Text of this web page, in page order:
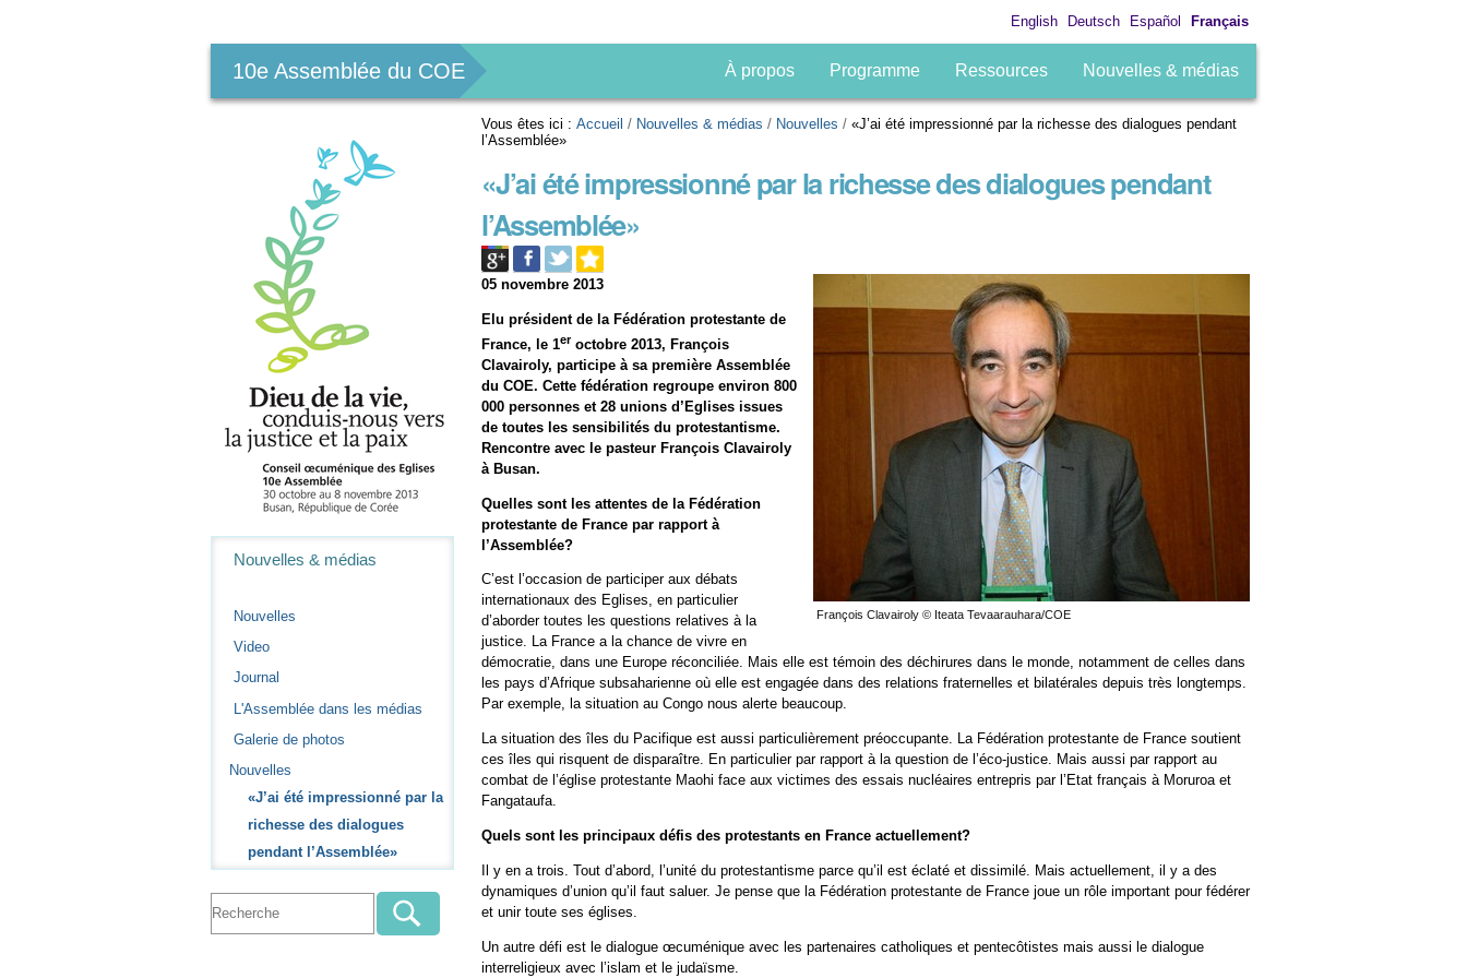
English Deutsch Español Français
10e Assemblée du COE À propos Programme Ressources Nouvelles & médias
Vous êtes ici : Accueil / Nouvelles & médias / Nouvelles /«J’ai été impressionné par la richesse des dialogues pendant
l’Assemblée»
«J’ai été impressionné par la richesse des dialogues pendant
l’Assemblée»
François Clavairoly © Iteata Tevaarauhara/COE
05 novembre 2013
Elu président de la Fédération protestante de
France, le 1er octobre 2013, François
Clavairoly, participe à sa première Assemblée
du COE. Cette fédération regroupe environ 800
000 personnes et 28 unions d’Eglises issues
de toutes les sensibilités du protestantisme.
Rencontre avec le pasteur François Clavairoly
à Busan.
Quelles sont les attentes de la Fédération
protestante de France par rapport à
l’Assemblée?
C’est l’occasion de participer aux débats
internationaux des Eglises, en particulier
d’aborder toutes les questions relatives à la
justice. La France a la chance de vivre en
démocratie, dans une Europe réconciliée. Mais elle est témoin des déchirures dans le monde, notamment de celles dans
les pays d’Afrique subsaharienne où elle est engagée dans des relations fraternelles et bilatérales depuis très longtemps.
Par exemple, la situation au Congo nous alerte beaucoup.
La situation des îles du Pacifique est aussi particulièrement préoccupante. La Fédération protestante de France soutient
ces îles qui risquent de disparaître. En particulier par rapport à la question de l’éco-justice. Mais aussi par rapport au
combat de l’église protestante Maohi face aux victimes des essais nucléaires entrepris par l’Etat français à Moruroa et
Fangataufa.
Quels sont les principaux défis des protestants en France actuellement?
Il y en a trois. Tout d’abord, l’unité du protestantisme parce qu’il est éclaté et dissimilé. Mais actuellement, il y a des
dynamiques d’union qu’il faut saluer. Je pense que la Fédération protestante de France joue un rôle important pour fédérer
et unir toute ses églises.
Un autre défi est le dialogue œcuménique avec les partenaires catholiques et pentecôtistes mais aussi le dialogue
interreligieux avec l’islam et le judaïsme.
Nouvelles & médias
Nouvelles
Video
Journal
L'Assemblée dans les médias
Galerie de photos
Nouvelles
«J’ai été impressionné par la
richesse des dialogues
pendant l’Assemblée»